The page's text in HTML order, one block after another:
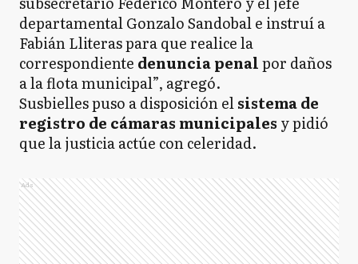
departamental Gonzalo Sandobal e instruí a
Fabián Lliteras para que realice la
correspondiente denuncia penalpor daños
a la flota municipal”, agregó.
Susbielles puso a disposición elsistema de
registro de cámaras municipales y pidió
que la justicia actúe con celeridad.
Ads